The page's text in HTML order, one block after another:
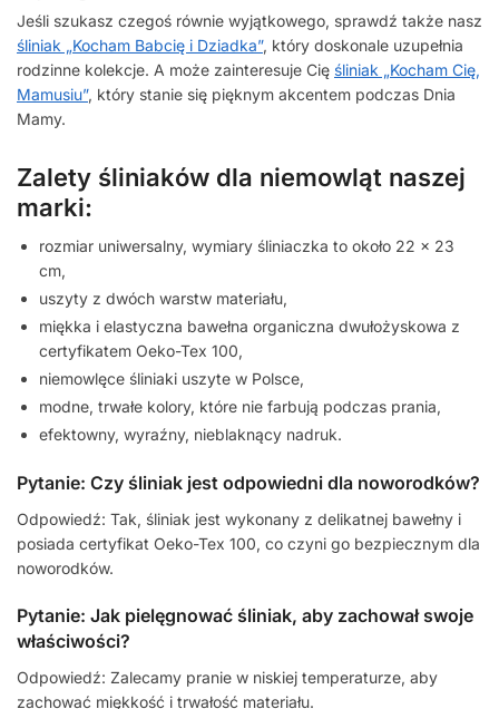
Jeśli szukasz czegoś równie wyjątkowego, sprawdź także nasz
śliniak „Kocham Babcię i Dziadka”, który doskonale uzupełnia
rodzinne kolekcje. A może zainteresuje Cię śliniak „Kocham Cię,
Mamusiu”, który stanie się pięknym akcentem podczas Dnia
Mamy.
Zalety śliniaków dla niemowląt naszej
marki:
rozmiar uniwersalny, wymiary śliniaczka to około 22 x 23
cm,
uszyty z dwóch warstw materiału,
miękka i elastyczna bawełna organiczna dwułożyskowa z
certyfikatem Oeko-Tex 100,
niemowlęce śliniaki uszyte w Polsce,
modne, trwałe kolory, które nie farbują podczas prania,
efektowny, wyraźny, nieblaknący nadruk.
Pytanie: Czy śliniak jest odpowiedni dla noworodków?
Odpowiedź: Tak, śliniak jest wykonany z delikatnej bawełny i
posiada certyfikat Oeko-Tex 100, co czyni go bezpiecznym dla
noworodków.
Pytanie: Jak pielęgnować śliniak, aby zachował swoje
właściwości?
Odpowiedź: Zalecamy pranie w niskiej temperaturze, aby
zachować miękkość i trwałość materiału.